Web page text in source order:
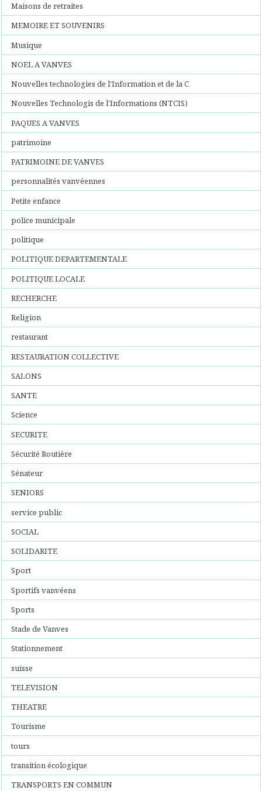
Maisons de retraites
MEMOIRE ET SOUVENIRS
Musique
NOEL A VANVES
Nouvelles technologies de l'Information et de la C
Nouvelles Technologis de l'Informations (NTCIS)
PAQUES A VANVES
patrimoine
PATRIMOINE DE VANVES
personnalités vanvéennes
Petite enfance
police municipale
politique
POLITIQUE DEPARTEMENTALE
POLITIQUE LOCALE
RECHERCHE
Religion
restaurant
RESTAURATION COLLECTIVE
SALONS
SANTE
Science
SECURITE
Sécurité Routière
Sénateur
SENIORS
service public
SOCIAL
SOLIDARITE
Sport
Sportifs vanvéens
Sports
Stade de Vanves
Stationnement
suisse
TELEVISION
THEATRE
Tourisme
tours
transition écologique
TRANSPORTS EN COMMUN